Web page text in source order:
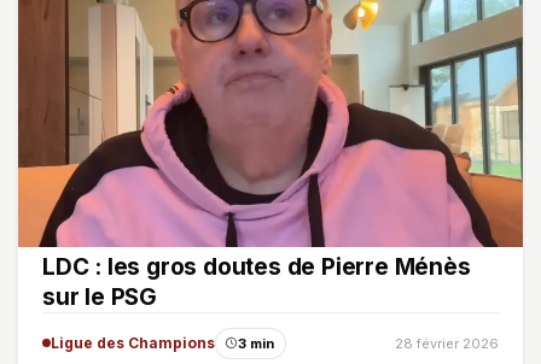
LDC : les gros doutes de Pierre Ménès
sur le PSG
Ligue des Champions 3 min 28 février 2026